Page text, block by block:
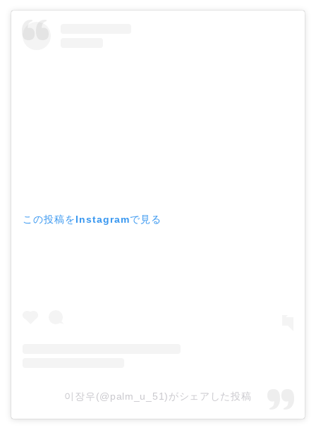
この投稿をInstagramで見る
이장우(@palm_u_51)がシェアした投稿